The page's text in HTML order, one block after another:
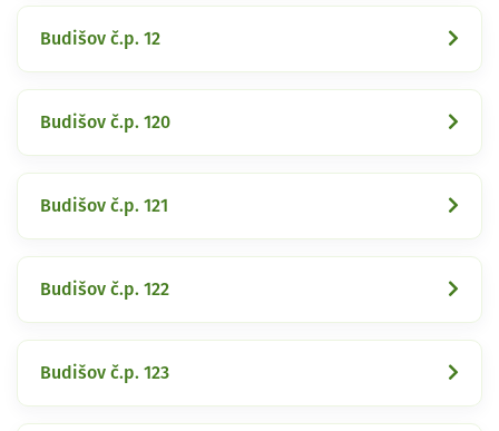
Budišov č.p. 12
Budišov č.p. 120
Budišov č.p. 121
Budišov č.p. 122
Budišov č.p. 123